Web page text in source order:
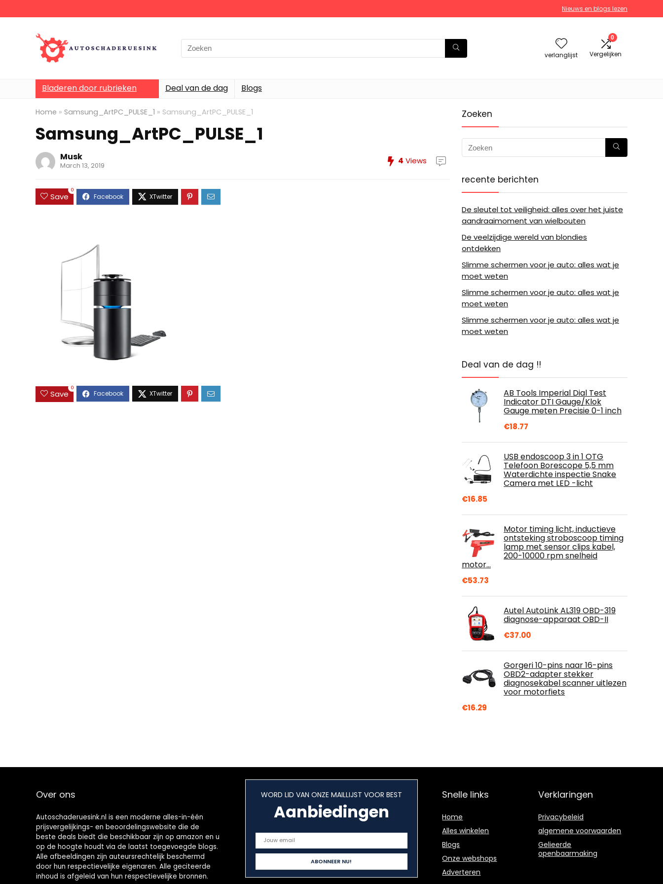
Nieuws en blogs lezen
verlanglijst
0
Vergelijken
Bladeren door rubrieken Deal van de dag Blogs
Home » Samsung_ArtPC_PULSE_1 » Samsung_ArtPC_PULSE_1
Samsung_ArtPC_PULSE_1
Musk
March 13, 2019 4 Views
Save
0
Save
0
Zoeken
recente berichten
De sleutel tot veiligheid: alles over het juiste
aandraaimoment van wielbouten
De veelzijdige wereld van blondies
ontdekken
Slimme schermen voor je auto: alles wat je
moet weten
Slimme schermen voor je auto: alles wat je
moet weten
Slimme schermen voor je auto: alles wat je
moet weten
Deal van de dag !!
AB Tools Imperial Dial Test
Indicator DTI Gauge/Klok
Gauge meten Precisie 0-1 inch
€18.77
USB endoscoop 3 in 1 OTG
Telefoon Borescope 5,5 mm
Waterdichte inspectie Snake
Camera met LED -licht
€16.85
Motor timing licht, inductieve
ontsteking stroboscoop timing
lamp met sensor clips kabel,
200-10000 rpm snelheid
motor…
€53.73
Autel AutoLink AL319 OBD-319
diagnose-apparaat OBD-II
€37.00
Gorgeri 10-pins naar 16-pins
OBD2-adapter stekker
diagnosekabel scanner uitlezen
voor motorfiets
€16.29
Over ons
Autoschaderuesink.nl is een moderne alles-in-één
prijsvergelijkings- en beoordelingswebsite die de
beste deals biedt die beschikbaar zijn op amazon en u
op de hoogte houdt via de laatst toegevoegde blogs.
Alle afbeeldingen zijn auteursrechtelijk beschermd
door hun respectievelijke eigenaren. Alle geciteerde
inhoud is afgeleid van hun respectievelijke bronnen.
WORD LID VAN ONZE MAILLIJST VOOR BEST
Aanbiedingen
Snelle links
Home
Alles winkelen
Blogs
Onze webshops
Adverteren
Verklaringen
Privacybeleid
algemene voorwaarden
Gelieerde
openbaarmaking